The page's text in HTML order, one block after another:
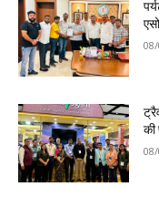
की